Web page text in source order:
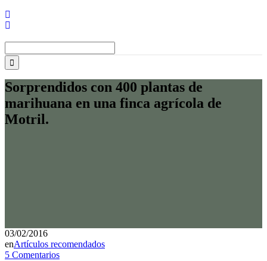
Sorprendidos con 400 plantas de
marihuana en una finca agrícola de
Motril.
03/02/2016
enArtículos recomendados
5 Comentarios